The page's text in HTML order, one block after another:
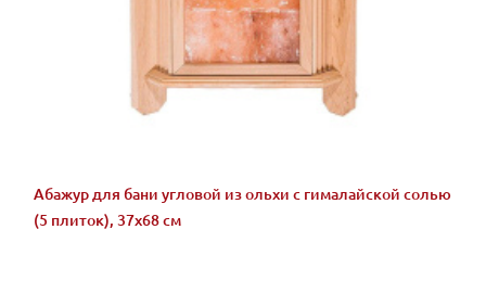
Абажур для бани угловой из ольхи с гималайской солью
(5 плиток), 37х68 см